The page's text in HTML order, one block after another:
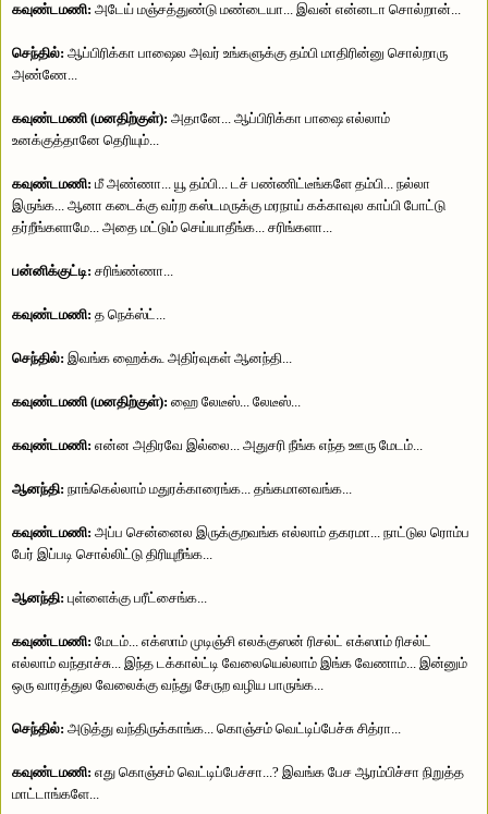
கவுண்டமணி: அடேய் மஞ்சத்துண்டு மண்டையா... இவன் என்னடா சொல்றான்...
செந்தில்: ஆப்பிரிக்கா பாஷைல அவர் உங்களுக்கு தம்பி மாதிரின்னு சொல்றாரு
அண்ணே...
கவுண்டமணி (மனதிற்குள்): அதானே... ஆப்பிரிக்கா பாஷை எல்லாம்
உனக்குத்தானே தெரியும்...
கவுண்டமணி: மீ அண்ணா... யூ தம்பி... டச் பண்ணிட்டீங்களே தம்பி... நல்லா
இருங்க... ஆனா கடைக்கு வர்ற கஸ்டமருக்கு மரநாய் கக்காவுல காப்பி போட்டு
தர்றீங்களாமே... அதை மட்டும் செய்யாதீங்க... சரிங்களா...
பன்னிக்குட்டி: சரிங்ண்ணா...
கவுண்டமணி: த நெக்ஸ்ட்...
செந்தில்: இவங்க ஹைக்கூ அதிர்வுகள் ஆனந்தி...
கவுண்டமணி (மனதிற்குள்): ஹை லேடீஸ்... லேடீஸ்...
கவுண்டமணி: என்ன அதிரவே இல்லை... அதுசரி நீங்க எந்த ஊரு மேடம்...
ஆனந்தி: நாங்கெல்லாம் மதுரக்காரைங்க... தங்கமானவங்க...
கவுண்டமணி: அப்ப சென்னைல இருக்குறவங்க எல்லாம் தகரமா... நாட்டுல ரொம்ப
பேர் இப்படி சொல்லிட்டு திரியுறீங்க...
ஆனந்தி: புள்ளைக்கு பரீட்சைங்க...
கவுண்டமணி: மேடம்... எக்ஸாம் முடிஞ்சி எலக்குஸன் ரிசல்ட் எக்ஸாம் ரிசல்ட்
எல்லாம் வந்தாச்சு... இந்த டக்கால்ட்டி வேலையெல்லாம் இங்க வேணாம்... இன்னும்
ஒரு வாரத்துல வேலைக்கு வந்து சேருற வழிய பாருங்க...
செந்தில்: அடுத்து வந்திருக்காங்க... கொஞ்சம் வெட்டிப்பேச்சு சித்ரா...
கவுண்டமணி: எது கொஞ்சம் வெட்டிப்பேச்சா...? இவங்க பேச ஆரம்பிச்சா நிறுத்த
மாட்டாங்களே...